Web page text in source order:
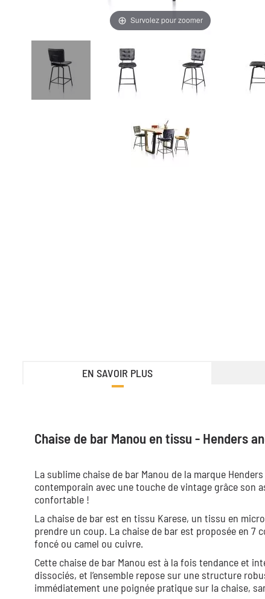
Survolez pour zoomer
EN SAVOIR PLUS
Chaise de bar Manou en tissu - Henders
La sublime chaise de bar Manou de la marque
contemporain avec une touche de vintage grâce son
confortable !
La chaise de bar est en tissu Karese, un tissu en
prendre un coup. La chaise de bar est proposée en
foncé ou camel ou cuivre.
Cette chaise de bar Manou est à la fois tendance et
dissociés, et l’ensemble repose sur une structure
immédiatement une poignée pratique sur la chaise,